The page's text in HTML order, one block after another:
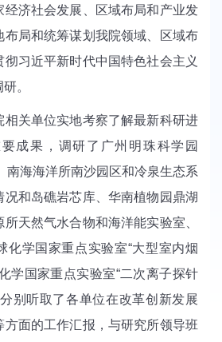
经济社会发展、区域布局和产业发
布局和统筹谋划我院领域、区域布
彻习近平新时代中国特色社会主义
。
关单位实地考察了解最新科研进
成果，调研了广州明珠科学园
南海海洋所南沙园区和冷泉生态系
和岛礁岩芯库、华南植物园鼎湖
天然气水合物和海洋能实验室、
化学国家重点实验室“大型室内烟
学国家重点实验室“二次离子探针
别听取了各单位在改革创新发展
方面的工作汇报，与研究所领导班